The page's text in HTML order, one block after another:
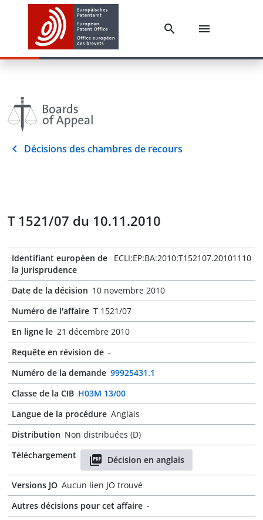
Décisions des chambres de recours
T 1521/07 du 10.11.2010
Identifiant européen de
la jurisprudence
ECLI:EP:BA:2010:T152107.20101110
Date de la décision 10 novembre 2010
Numéro de l'affaire T 1521/07
En ligne le 21 décembre 2010
Requête en révision de -
Numéro de la demande 99925431.1
Classe de la CIB H03M 13/00
Langue de la procédure Anglais
Distribution Non distribuées (D)
Téléchargement
Décision en anglais
Versions JO Aucun lien JO trouvé
Autres décisions pour cet affaire -